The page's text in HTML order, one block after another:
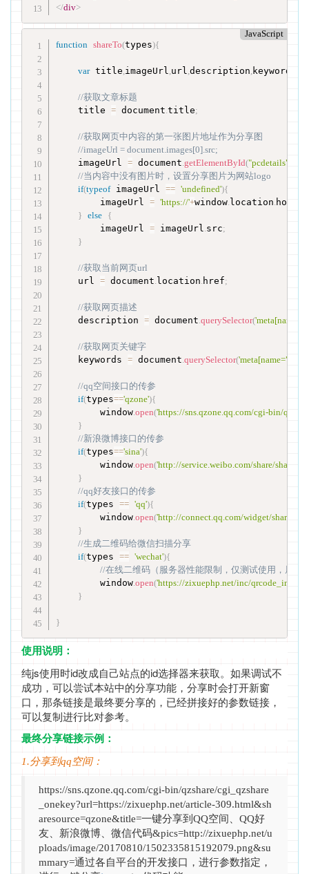
</div>
JavaScript
function shareTo(types){
var title imageUrl url ,description keywords
//获取文章标题
    title
= document .title;
//获取网页中内容的第一张图片地址作为分享图
//imageUrl = document.images[0].src;
    imageUrl
= document .getElementById("pcdetails"
//当内容中没有图片时，设置分享图片为网站logo
if(typeof imageUrl == 'undefined'){
        imageUrl
= 'https://'+window location host
}
else {
        imageUrl
= imageUrl src;
}
//获取当前网页url
    url
= document location href;
//获取网页描述
    description
= document .querySelector(
//获取网页关键字
    keywords
= document .querySelector(
//qq空间接口的传参
if(types=='qzone'){
        window
.open('https://sns.qzone.qq.com/cgi-bin/
}
//新浪微博接口的传参
if(types=='sina'){
        window
.open('http://service.weibo.com/share/
}
//qq好友接口的传参
if(types == 'qq'){
        window
.open('http://connect.qq.com/widget/shareqq/
}
//生成二维码给微信扫描分享
if(types == 'wechat'){
//在线二维码（服务器性能限制，仅测试使用，屏蔽
        window
.open('https://zixuephp.net/inc/
}
}
使用说明：
纯js使用时id改成自己站点的id选择器来获取。如果调试不
成功，可以尝试本站中的分享功能，分享时会打开新窗
口，那条链接是最终要分享的，已经拼接好的参数链接，
可以复制进行比对参考。
最终分享链接示例：
1.分享到qq空间：
https://sns.qzone.qq.com/cgi-bin/qzshare/cgi_qzshare
_onekey?url=https://zixuephp.net/article-309.html&sh
aresource=qzone&title=一键分享到QQ空间、QQ好
友、新浪微博、微信代码&pics=http://zixuephp.net/u
ploads/image/20170810/1502335815192079.png&su
mmary=通过各自平台的开发接口，进行参数指定，